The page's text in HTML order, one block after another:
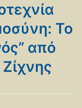
Το
από